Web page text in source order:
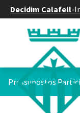
Decidim Calafell-
Pressupostos